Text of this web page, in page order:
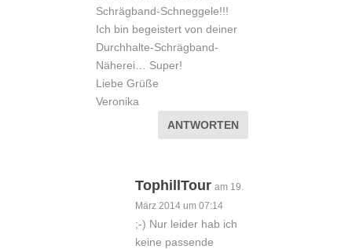
Schrägband-Schneggele!!!
Ich bin begeistert von deiner
Durchhalte-Schrägband-
Näherei… Super!
Liebe Grüße
Veronika
ANTWORTEN
TophillTour am 19.
März 2014 um 07:14
;-) Nur leider hab ich
keine passende